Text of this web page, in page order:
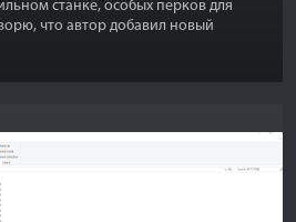
станке, особых перков для
что автор добавил новый